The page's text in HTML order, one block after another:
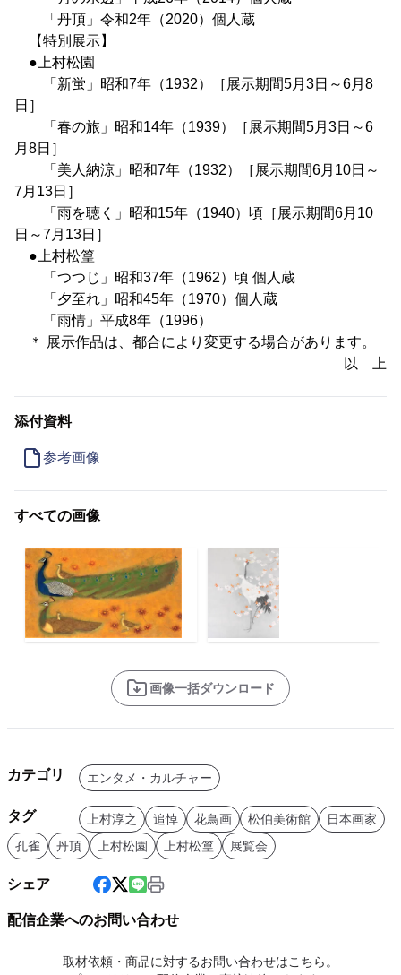
「丹頂」令和2年（2020）個人蔵
【特別展示】
●上村松園
「新蛍」昭和7年（1932）［展示期間5月3日～6月8
日］
「春の旅」昭和14年（1939）［展示期間5月3日～6
月8日］
「美人納涼」昭和7年（1932）［展示期間6月10日～
7月13日］
「雨を聴く」昭和15年（1940）頃［展示期間6月10
日～7月13日］
●上村松篁
「つつじ」昭和37年（1962）頃 個人蔵
「夕至れ」昭和45年（1970）個人蔵
「雨情」平成8年（1996）
＊ 展示作品は、都合により変更する場合があります。
以 上
添付資料
参考画像
すべての画像
画像一括ダウンロード
カテゴリ エンタメ・カルチャー
タグ 上村淳之 追悼 花鳥画 松伯美術館
日本画家
孔雀
丹頂 上村松園 上村松篁 展覧会
シェア
配信企業へのお問い合わせ
取材依頼・商品に対するお問い合わせはこちら。